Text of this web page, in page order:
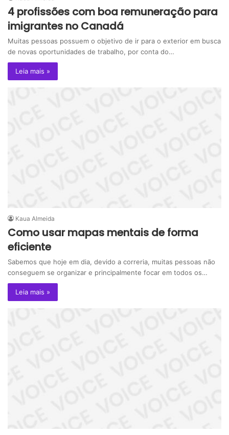
4 profissões com boa remuneração para
imigrantes no Canadá
Muitas pessoas possuem o objetivo de ir para o exterior em busca
de novas oportunidades de trabalho, por conta do…
Leia mais »
Kaua Almeida
Como usar mapas mentais de forma
eficiente
Sabemos que hoje em dia, devido a correria, muitas pessoas não
conseguem se organizar e principalmente focar em todos os…
Leia mais »